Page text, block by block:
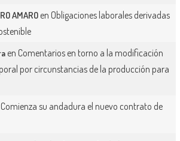
AMAROen Obligaciones laborales derivadas
en Comentarios en torno a la modificación
por circunstancias de la producción para
Comienza su andadura el nuevo contrato de